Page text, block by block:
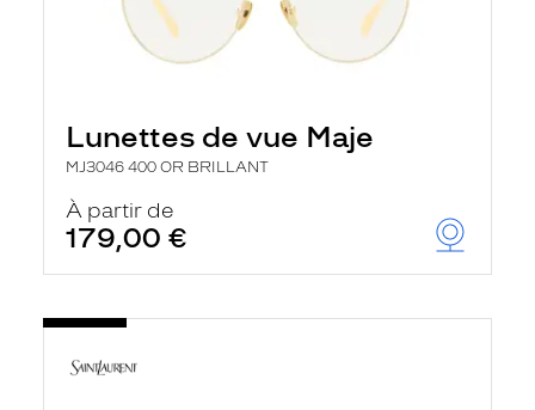
Lunettes de vue Maje
MJ3046 400 OR BRILLANT
À partir de
179,00 €